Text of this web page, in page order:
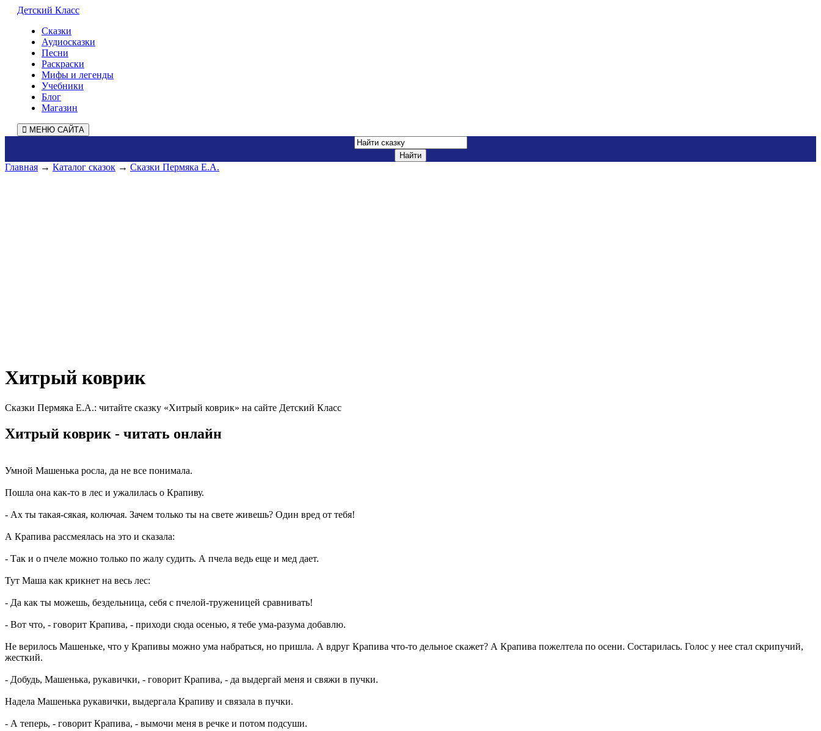
Детский Класс
Сказки
Аудиосказки
Песни
Раскраски
Мифы и легенды
Учебники
Блог
Магазин
МЕНЮ САЙТА
Главная → Каталог сказок → Сказки Пермяка Е.А.
Хитрый коврик
Сказки Пермяка Е.А.: читайте сказку «Хитрый коврик» на сайте Детский Класс
Хитрый коврик - читать онлайн
Умной Машенька росла, да не все понимала.
Пошла она как-то в лес и ужалилась о Крапиву.
- Ах ты такая-сякая, колючая. Зачем только ты на свете живешь? Один вред от тебя!
А Крапива рассмеялась на это и сказала:
- Так и о пчеле можно только по жалу судить. А пчела ведь еще и мед дает.
Тут Маша как крикнет на весь лес:
- Да как ты можешь, бездельница, себя с пчелой-труженицей сравнивать!
- Вот что, - говорит Крапива, - приходи сюда осенью, я тебе ума-разума добавлю.
Не верилось Машеньке, что у Крапивы можно ума набраться, но пришла. А вдруг Крапива что-то дельное скажет? А Крапива пожелтела по осени. Состарилась. Голос у нее стал скрипучий,
жесткий.
- Добудь, Машенька, рукавички, - говорит Крапива, - да выдергай меня и свяжи в пучки.
Надела Машенька рукавички, выдергала Крапиву и связала в пучки.
- А теперь, - говорит Крапива, - вымочи меня в речке и потом подсуши.